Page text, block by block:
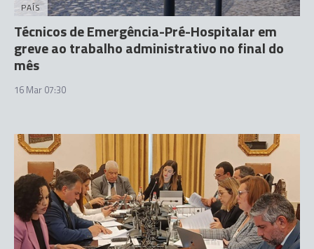
PAÍS
Técnicos de Emergência-Pré-Hospitalar em
greve ao trabalho administrativo no final do
mês
16 Mar 07:30